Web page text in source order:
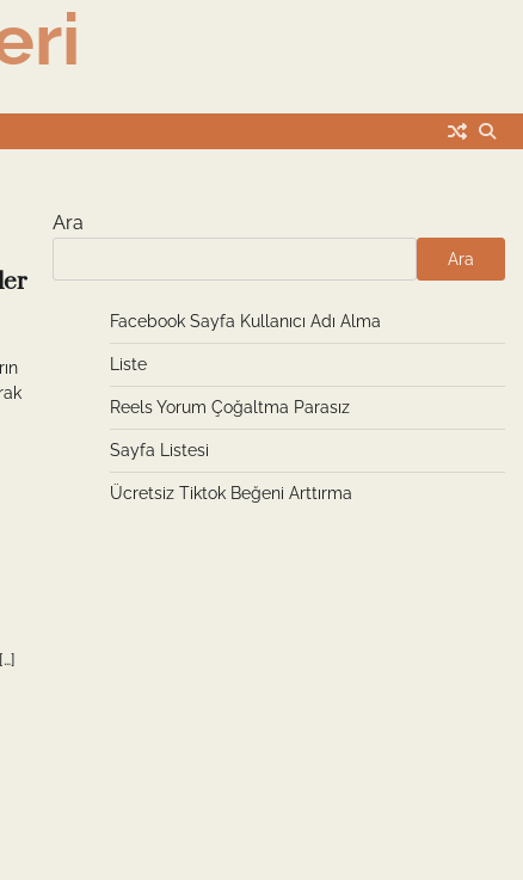
Ara
Ara
Facebook Sayfa Kullanıcı Adı Alma
Liste
Reels Yorum Çoğaltma Parasız
Sayfa Listesi
Ücretsiz Tiktok Beğeni Arttırma